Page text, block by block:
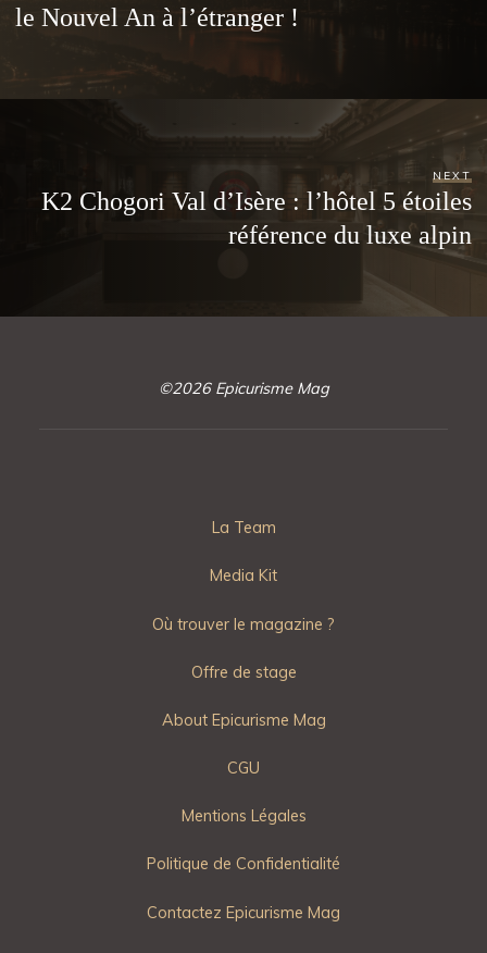
le Nouvel An à l’étranger !
NEXT
K2 Chogori Val d’Isère : l’hôtel 5 étoiles
référence du luxe alpin
©2026 Epicurisme Mag
La Team
Media Kit
Où trouver le magazine ?
Offre de stage
About Epicurisme Mag
CGU
Mentions Légales
Politique de Confidentialité
Contactez Epicurisme Mag